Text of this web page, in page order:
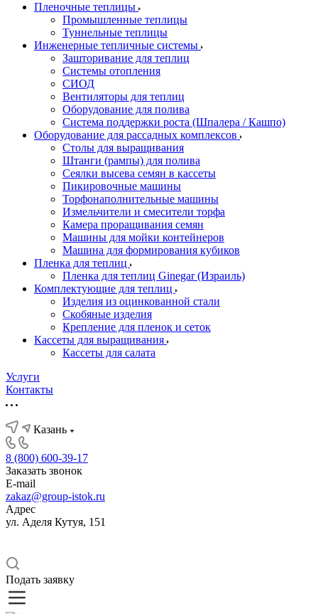
Пленочные теплицы
Промышленные теплицы
Туннельные теплицы
Инженерные тепличные системы
Зашторивание для теплиц
Системы отопления
СИОД
Вентиляторы для теплиц
Оборудование для полива
Система поддержки роста (Шпалера / Кашпо)
Оборудование для рассадных комплексов
Столы для выращивания
Штанги (рампы) для полива
Сеялки высева семян в кассеты
Пикировочные машины
Торфонаполнительные машины
Измельчители и смесители торфа
Камера проращивания семян
Машины для мойки контейнеров
Машина для формирования кубиков
Пленка для теплиц
Пленка для теплиц Ginegar (Израиль)
Комплектующие для теплиц
Изделия из оцинкованной стали
Скобяные изделия
Крепление для пленок и сеток
Кассеты для выращивания
Кассеты для салата
Услуги
Контакты
Казань
8 (800) 600-39-17
Заказать звонок
E-mail
zakaz@group-istok.ru
Адрес
ул. Аделя Кутуя, 151
Подать заявку